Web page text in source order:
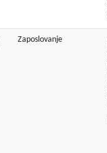
Zaposlovanje